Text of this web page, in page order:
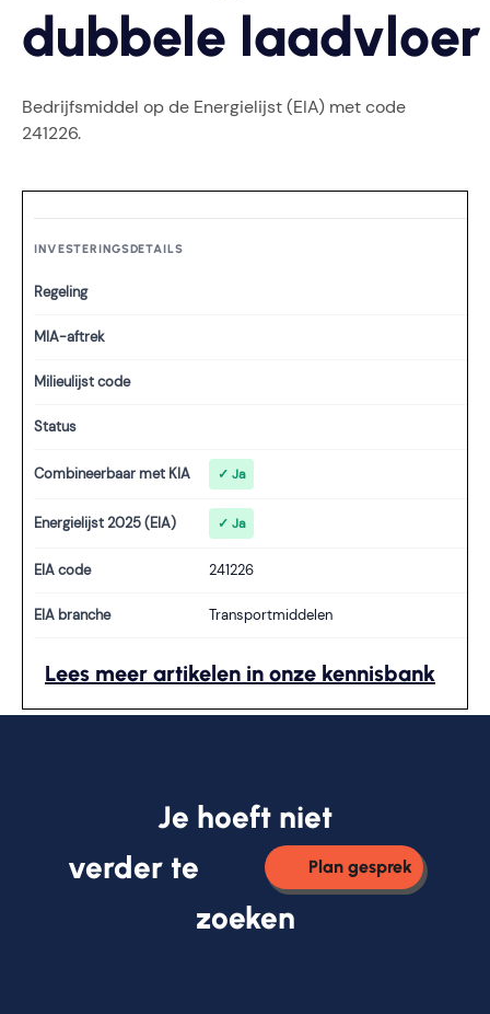
dubbele laadvloer
Bedrijfsmiddel op de Energielijst (EIA) met code
241226.
INVESTERINGSDETAILS
Regeling
MIA-aftrek
Milieulijst code
Status
Combineerbaar met KIA ✓ Ja
Energielijst 2025 (EIA) ✓ Ja
EIA code 241226
EIA branche Transportmiddelen
Lees meer artikelen in onze kennisbank
Je hoeft niet
verder te
Plan gesprek
zoeken